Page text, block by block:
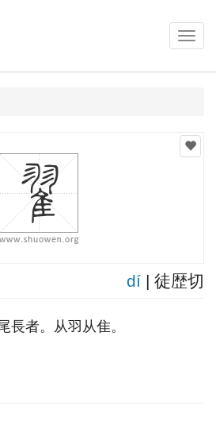
dí | 徒歴切
長者。从羽从隹。